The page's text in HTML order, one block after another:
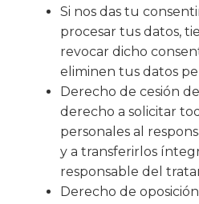
Si nos das tu
procesar tus datos,
revocar dicho
eliminen tus datos
Derecho de cesión
derecho a solicitar
personales al
y a transferirlos
responsable del
Derecho de